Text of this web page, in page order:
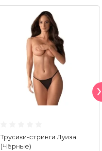
Трусики-стринги Луиза
(Чёрные)